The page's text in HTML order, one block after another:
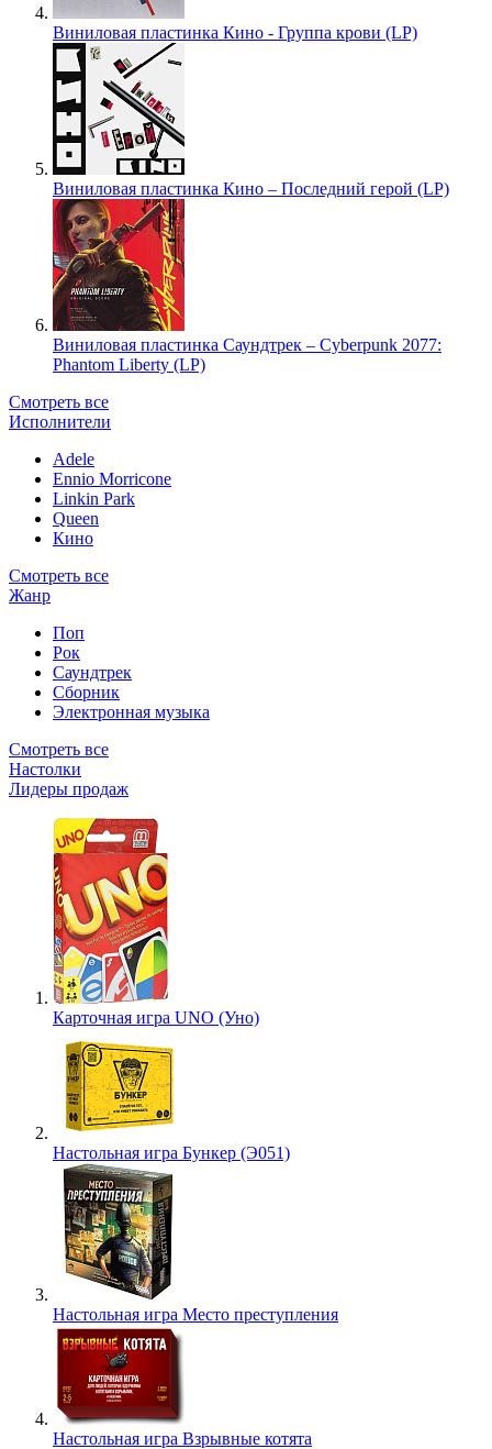
Виниловая пластинка Кино - Группа крови (LP)
Виниловая пластинка Кино – Последний герой (LP)
Виниловая пластинка Саундтрек – Cyberpunk 2077:
Phantom Liberty (LP)
Смотреть все
Исполнители
Adele
Ennio Morricone
Linkin Park
Queen
Кино
Смотреть все
Жанр
Поп
Рок
Саундтрек
Сборник
Электронная музыка
Смотреть все
Настолки
Лидеры продаж
Карточная игра UNO (Уно)
Настольная игра Бункер (Э051)
Настольная игра Место преступления
Настольная игра Взрывные котята